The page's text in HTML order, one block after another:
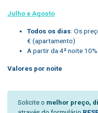
Julho e Agosto
Todos os dias: Os
€ (apartamento)
A partir da 4ª noite
Valores por noite
Solicite o melhor preço,